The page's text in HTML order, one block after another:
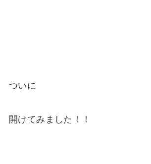
ついに
開けてみました！！